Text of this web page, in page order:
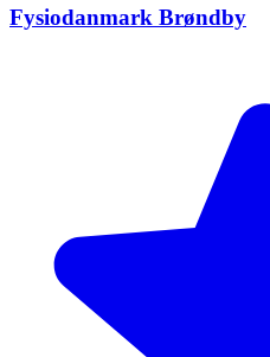
Fysiodanmark Brøndby